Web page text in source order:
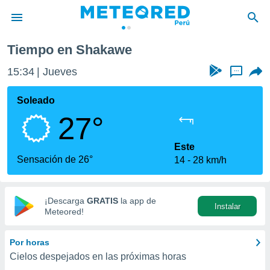
de
ha sido
calidad.
a este
las
y
digital
basada
Tiempo en Shakawe
15:34 Jueves ...
Soleado
27°
Sensación de 26°
Este
14
28 km/h
¡Descarga GRATIS la app de
Meteored!
Instalar
Por horas
Cielos despejados en las próximas horas